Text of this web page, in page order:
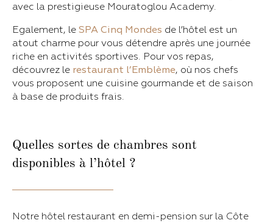
avec la prestigieuse Mouratoglou Academy.
Egalement, le SPA Cinq Mondes de l’hôtel est un
atout charme pour vous détendre après une journée
riche en activités sportives. Pour vos repas,
découvrez le restaurant l’Emblème, où nos chefs
vous proposent une cuisine gourmande et de saison
à base de produits frais.
Quelles sortes de chambres sont
disponibles à l’hôtel ?
Notre hôtel restaurant en demi-pension sur la Côte